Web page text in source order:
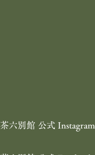
茶六別館 公式 Instagram